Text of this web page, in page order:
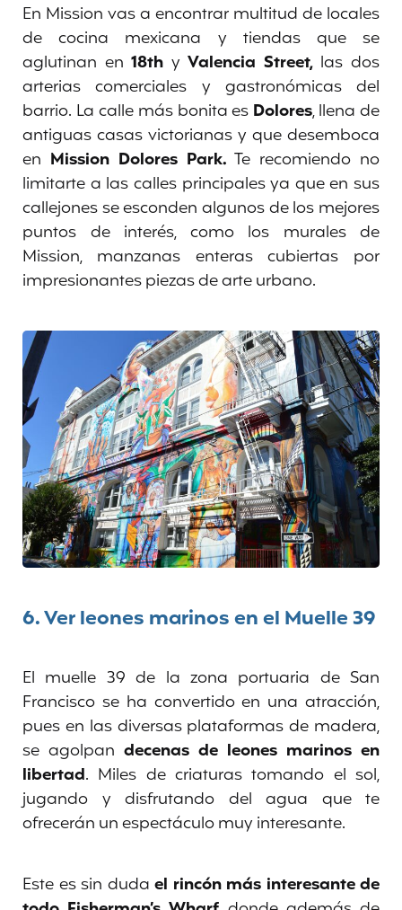
En Mission vas a encontrar multitud de locales
de cocina mexicana y tiendas que se
aglutinan en18th yValencia Street,las dos
arterias comerciales y gastronómicas del
barrio. La calle más bonita es Dolores, llena de
antiguas casas victorianas y que desemboca
en Mission Dolores Park. Te recomiendo no
limitarte a las calles principales ya que en sus
callejones se esconden algunos de los mejores
puntos de interés, como los murales de
Mission, manzanas enteras cubiertas por
impresionantes piezas de arte urbano.
6.Ver leones marinos en el Muelle 39
El muelle 39 de la zona portuaria de San
Francisco se ha convertido en una atracción,
pues en las diversas plataformas de madera,
se agolpan decenas de leones marinos en
libertad. Miles de criaturas tomando el sol,
jugando y disfrutando del agua que te
ofrecerán un espectáculo muy interesante.
Este es sin duda el rincón más interesante de